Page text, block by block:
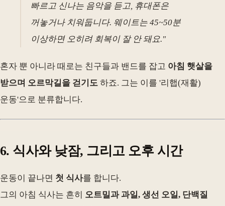
빠르고 신나는 음악을 듣고, 휴대폰은
꺼놓거나 치워둡니다. 웨이트는 45~50분
이상하면 오히려 회복이 잘 안 돼요."
혼자 뿐 아니라 때로는 친구들과 밴드를 잡고 아침 햇살을
받으며 오르막길을 걷기도 하죠. 그는 이를 '리햅(재활)
운동'으로 분류합니다.
6. 식사와 낮잠, 그리고 오후 시간
운동이 끝나면 첫 식사를 합니다.
그의 아침 식사는 흔히 오트밀과 과일, 생선 오일, 단백질